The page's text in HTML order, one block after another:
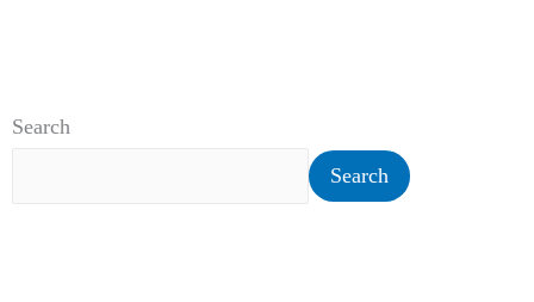
Search
Search